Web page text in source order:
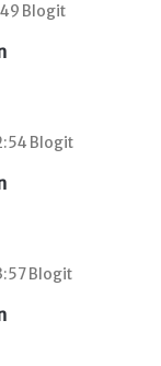
Blogit
Blogit
Blogit